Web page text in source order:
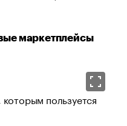
маркетплейсы
пользуется